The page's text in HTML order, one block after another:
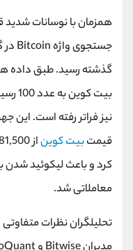
همزمان با نوسانات
گذشته رسید. طبق داده
نیز فراتر رفته است.
قیمتبیت کوین
معاملاتی شد.
تحلیلگران نظرات متفاوتی
تلفن
بدون پیش شماره
اینستاگرام
کانال تلگرام